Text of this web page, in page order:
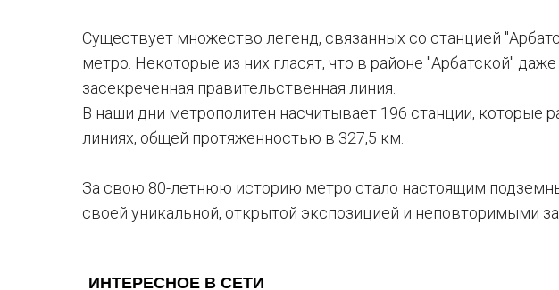
Существует множество легенд, связанных со станцией
метро. Некоторые из них гласят, что в районе "Арбатской" даже
засекреченная правительственная линия.
В наши дни метрополитен насчитывает 196 станции, которые
линиях, общей протяженностью в 327,5 км.
За свою 80-летнюю историю метро стало настоящим
своей уникальной, открытой экспозицией и неповторимыми